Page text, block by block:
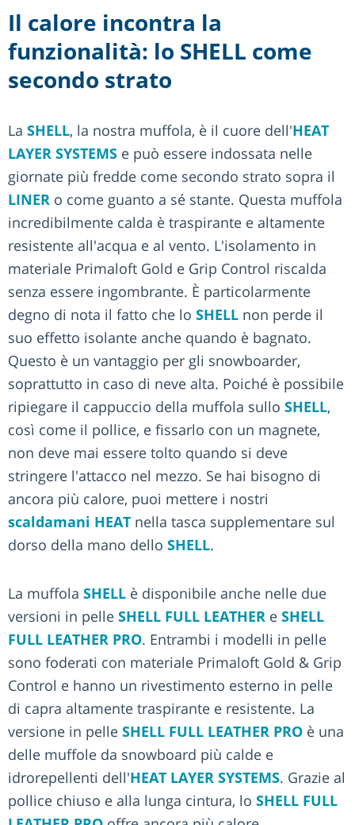
Il calore incontra la
funzionalità: lo SHELL come
secondo strato
La SHELL, la nostra muffola, è il cuore dell'HEAT
LAYER SYSTEMS e può essere indossata nelle
giornate più fredde come secondo strato sopra il
LINER o come guanto a sé stante. Questa muffola
incredibilmente calda è traspirante e altamente
resistente all'acqua e al vento. L'isolamento in
materiale Primaloft Gold e Grip Control riscalda
senza essere ingombrante. È particolarmente
degno di nota il fatto che lo SHELL non perde il
suo effetto isolante anche quando è bagnato.
Questo è un vantaggio per gli snowboarder,
soprattutto in caso di neve alta. Poiché è possibile
ripiegare il cappuccio della muffola sullo SHELL,
così come il pollice, e fissarlo con un magnete,
non deve mai essere tolto quando si deve
stringere l'attacco nel mezzo. Se hai bisogno di
ancora più calore, puoi mettere i nostri
scaldamani HEAT nella tasca supplementare sul
dorso della mano dello SHELL.
La muffola SHELL è disponibile anche nelle due
versioni in pelle SHELL FULL LEATHER e SHELL
FULL LEATHER PRO. Entrambi i modelli in pelle
sono foderati con materiale Primaloft Gold & Grip
Control e hanno un rivestimento esterno in pelle
di capra altamente traspirante e resistente. La
versione in pelle SHELL FULL LEATHER PRO è una
delle muffole da snowboard più calde e
idrorepellenti dell'HEAT LAYER SYSTEMS. Grazie al
pollice chiuso e alla lunga cintura, lo SHELL FULL